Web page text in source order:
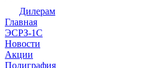
Дилерам
Главная
ЭСРЗ-1С
Новости
Акции
Полиграфия